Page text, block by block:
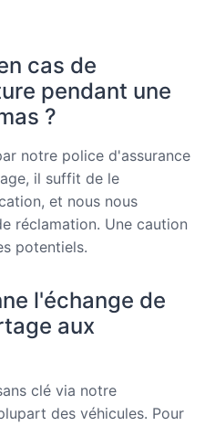
cas de
pendant une
?
notre police d'assurance
il suffit de le
et nous nous
réclamation. Une caution
potentiels.
l'échange de
aux
clé via notre
des véhicules. Pour